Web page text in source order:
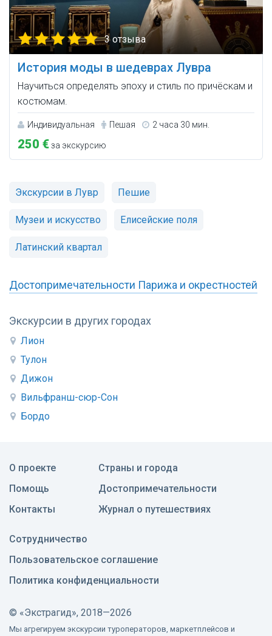
Экскурсии в других городах
Лион
Тулон
Дижон
Вильфранш-сюр-Сон
Бордо
3 отзыва
История моды в шедеврах Лувра
Научиться определять эпоху и стиль по причёскам и
костюмам.
Индивидуальная Пешая 2 часа 30 мин.
250 €за экскурсию
Экскурсии в Лувр Пешие
Музеи и искусство Елисейские поля
Латинский квартал
Достопримечательности Парижа и окрестностей
О проекте
Помощь
Контакты
Страны и города
Достопримечательности
Журнал о путешествиях
Сотрудничество
Пользовательское соглашение
Политика конфиденциальности
© «Экстрагид», 2018—2026
Мы агрегируем экскурсии туроператоров, маркетплейсов и